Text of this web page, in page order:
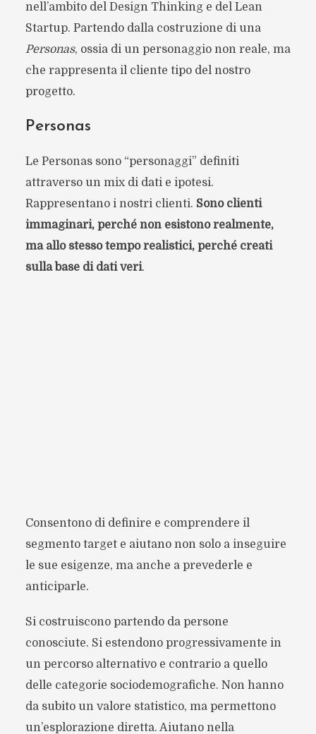
nell’ambito del Design Thinking e del Lean
Startup. Partendo dalla costruzione di una
Personas, ossia di un personaggio non reale, ma
che rappresenta il cliente tipo del nostro
progetto.
Personas
Le Personas sono “personaggi” definiti
attraverso un mix di dati e ipotesi.
Rappresentano i nostri clienti. Sono clienti
immaginari, perché non esistono realmente,
ma allo stesso tempo realistici, perché creati
sulla base di dati veri.
Consentono di definire e comprendere il
segmento target e aiutano non solo a inseguire
le sue esigenze, ma anche a prevederle e
anticiparle.
Si costruiscono partendo da persone
conosciute. Si estendono progressivamente in
un percorso alternativo e contrario a quello
delle categorie sociodemografiche. Non hanno
da subito un valore statistico, ma permettono
un’esplorazione diretta. Aiutano nella